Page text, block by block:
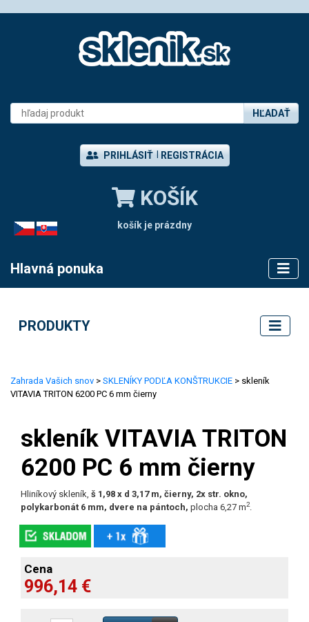
HĽADAŤ
PRIHLÁSIŤ REGISTRÁCIA
KOŠÍK
košík je prázdny
CZ SK
Hlavná ponuka
PRODUKTY
Zahrada Vašich snov > SKLENÍKY PODĽA KONŠTRUKCIE > skleník
VITAVIA TRITON 6200 PC 6 mm čierny
skleník VITAVIA TRITON
6200 PC 6 mm čierny
Hliníkový skleník, š 1,98 x d 3,17 m, čierny, 2x str. okno,
polykarbonát 6 mm, dvere na pántoch, plocha 6,27 m2.
Cena
996,14 €